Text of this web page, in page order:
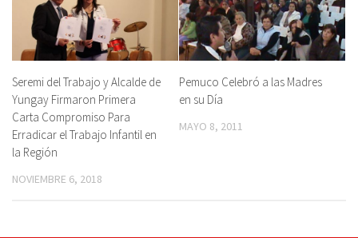
Seremi del Trabajo y Alcalde de
Yungay Firmaron Primera
Carta Compromiso Para
Erradicar el Trabajo Infantil en
la Región
NOVIEMBRE 6, 2018
Pemuco Celebró a las Madres
en su Día
MAYO 8, 2011